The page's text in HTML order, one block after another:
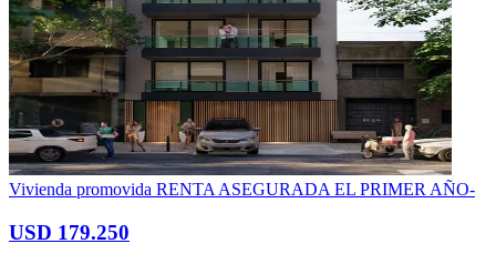
Vivienda promovida RENTA ASEGURADA EL PRIMER AÑO-
USD 179.250